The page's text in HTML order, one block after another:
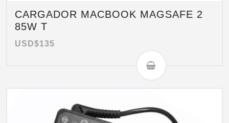
CARGADOR MACBOOK MAGSAFE 2
85W T
USD$135